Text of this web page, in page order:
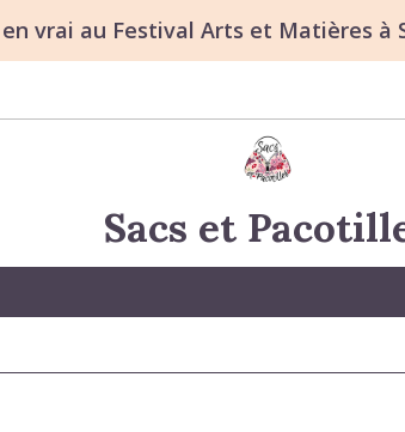
vrai au Festival Arts et Matières à
Sacs et